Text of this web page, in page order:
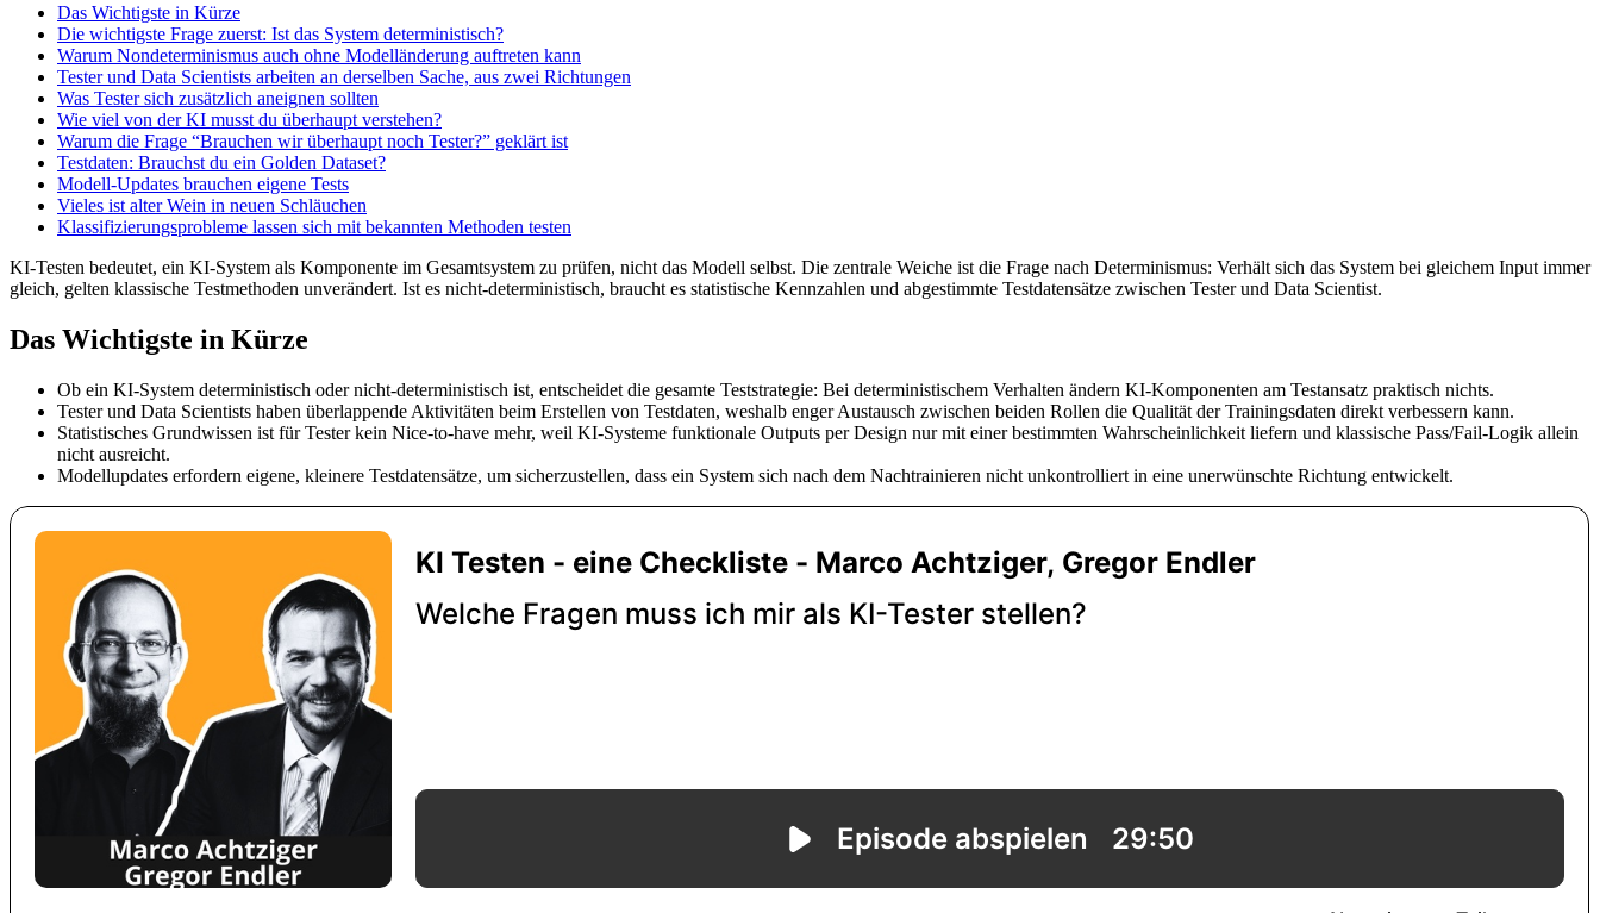
Das Wichtigste in Kürze
Die wichtigste Frage zuerst: Ist das System deterministisch?
Warum Nondeterminismus auch ohne Modelländerung auftreten kann
Tester und Data Scientists arbeiten an derselben Sache, aus zwei Richtungen
Was Tester sich zusätzlich aneignen sollten
Wie viel von der KI musst du überhaupt verstehen?
Warum die Frage “Brauchen wir überhaupt noch Tester?” geklärt ist
Testdaten: Brauchst du ein Golden Dataset?
Modell-Updates brauchen eigene Tests
Vieles ist alter Wein in neuen Schläuchen
Klassifizierungsprobleme lassen sich mit bekannten Methoden testen
KI-Testen bedeutet, ein KI-System als Komponente im Gesamtsystem zu prüfen, nicht das Modell selbst. Die zentrale Weiche ist die Frage nach Determinismus: Verhält sich das System bei gleichem Input immer
gleich, gelten klassische Testmethoden unverändert. Ist es nicht-deterministisch, braucht es statistische Kennzahlen und abgestimmte Testdatensätze zwischen Tester und Data Scientist.
Das Wichtigste in Kürze
Ob ein KI-System deterministisch oder nicht-deterministisch ist, entscheidet die gesamte Teststrategie: Bei deterministischem Verhalten ändern KI-Komponenten am Testansatz praktisch nichts.
Tester und Data Scientists haben überlappende Aktivitäten beim Erstellen von Testdaten, weshalb enger Austausch zwischen beiden Rollen die Qualität der Trainingsdaten direkt verbessern kann.
Statistisches Grundwissen ist für Tester kein Nice-to-have mehr, weil KI-Systeme funktionale Outputs per Design nur mit einer bestimmten Wahrscheinlichkeit liefern und klassische Pass/Fail-Logik allein
nicht ausreicht.
Modellupdates erfordern eigene, kleinere Testdatensätze, um sicherzustellen, dass ein System sich nach dem Nachtrainieren nicht unkontrolliert in eine unerwünschte Richtung entwickelt.